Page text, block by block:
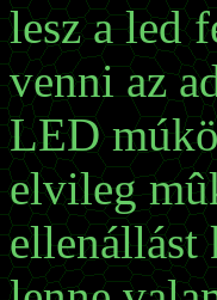
lesz a led
venni az
LED
elvileg
ellenállást